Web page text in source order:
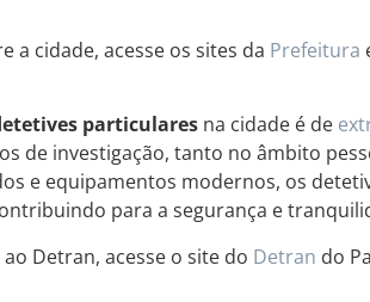
a cidade, acesse os sites da Prefeitura
particularesna cidade é de
de investigação, tanto no âmbito
e equipamentos modernos, os
para a segurança e
Detran, acesse o site do Detran do